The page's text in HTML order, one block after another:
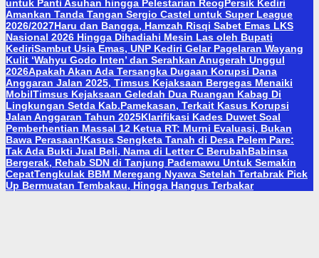
untuk Panti Asuhan hingga Pelestarian ReogPersik Kediri
Amankan Tanda Tangan Sergio Castel untuk Super League
2026/2027Haru dan Bangga, Hamzah Risqi Sabet Emas LKS
Nasional 2026 Hingga Dihadiahi Mesin Las oleh Bupati
KediriSambut Usia Emas, UNP Kediri Gelar Pagelaran Wayang
Kulit ‘Wahyu Godo Inten’ dan Serahkan Anugerah Unggul
2026Apakah Akan Ada Tersangka Dugaan Korupsi Dana
Anggaran Jalan 2025, Timsus Kejaksaan Bergegas Menaiki
MobilTimsus Kejaksaan Geledah Dua Ruangan Kabag Di
Lingkungan Setda Kab.Pamekasan, Terkait Kasus Korupsi
Jalan Anggaran Tahun 2025Klarifikasi Kades Duwet Soal
Pemberhentian Massal 12 Ketua RT: Murni Evaluasi, Bukan
Bawa Perasaan!Kasus Sengketa Tanah di Desa Pelem Pare:
Tak Ada Bukti Jual Beli, Nama di Letter C BerubahBabinsa
Bergerak, Rehab SDN di Tanjung Pademawu Untuk Semakin
CepatTengkulak BBM Meregang Nyawa Setelah Tertabrak Pick
Up Bermuatan Tembakau, Hingga Hangus Terbakar